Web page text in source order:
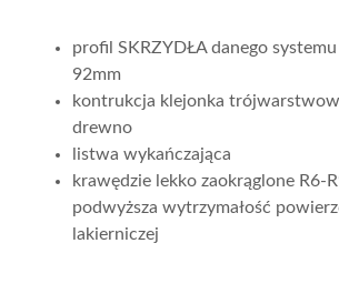
profil SKRZYDŁA danego
92mm
kontrukcja klejonka
drewno
listwa wykańczająca
krawędzie lekko zaokrąglone R6-
podwyższa wytrzymałość
lakierniczej